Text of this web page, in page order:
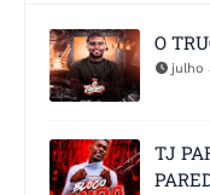
O
julho
TJ